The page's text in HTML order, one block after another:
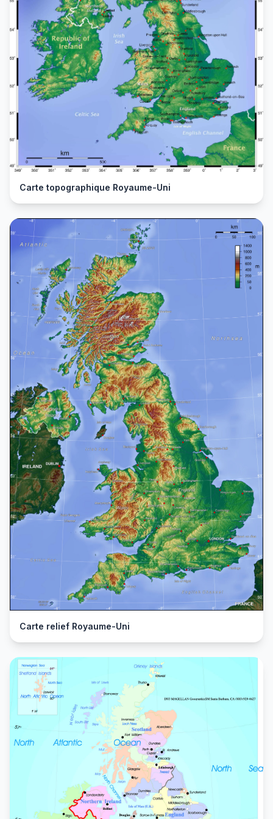
Carte topographique Royaume-Uni
Carte relief Royaume-Uni